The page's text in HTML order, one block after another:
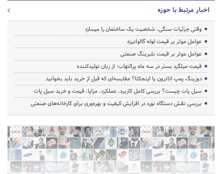
اخبار مرتبط با حوزه
وقتی جزئیات سنگی، شخصیت یک ساختمان را میسازد
عوامل موثر بر قیمت لوله گالوانیزه
عوامل موثر بر قیمت بلبرینگ صنعتی
قیمت میلگرد بستر در سه ماه پرالتهاب؛ از زبان تولیدکننده
دوزینگ پمپ اتاترون یا اینجکتا؟ مقایسه‌ای که قبل از خرید باید بخوانید
سیل پات چیست؟ بررسی کامل کاربرد، عملکرد، مزایا، قیمت و خرید سیل پات
بررسی نقش دستگاه نورد در افزایش کیفیت و بهره‌وری برای کارخانه‌های صنعتی